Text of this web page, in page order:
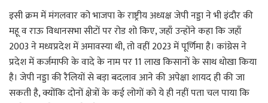
इसी क्रम में मंगलवार को भाजपा के राष्ट्रीय अध्यक्ष जेपी नड्डा ने भी इंदौर की
महू व राऊ विधानसभा सीटों पर रोड शो किए, जहाँ उन्होंने कहा कि जहाँ
2003 ने मध्यप्रदेश में अमावस्या थी, तो वहीं 2023 में पूर्णिमा है। कांग्रेस ने
प्रदेश में कर्जमाफी के वादे के नाम पर 11 लाख किसानों के साथ धोखा किया
है। जेपी नड्डा की रैलियों से बड़ा बदलाव आने की अपेक्षा शायद ही की जा
सकती है, क्योंकि दोनों क्षेत्रों के कई लोगों को ये ही नहीं पता चल पाया कि